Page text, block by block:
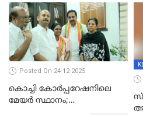
അറസ്റ്റിൽ
Posted On 24-12-2025
കൊച്ചി കോര്‍പ്പറേഷനിലെ
മേയര്‍ സ്ഥാനം;